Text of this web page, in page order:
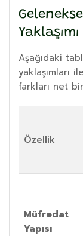
Aşağıdaki
yaklaşımları
farkları net
Özellik
Müfredat
Yapısı